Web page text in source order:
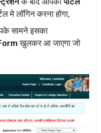
मे लॉगिन करना होगा,
सामने इसका
खुलकर आ जाएगा जो